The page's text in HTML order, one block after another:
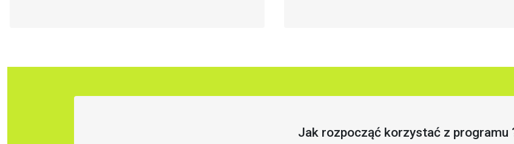
Jak rozpocząć korzystać z programu